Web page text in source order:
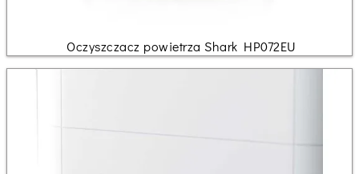
Oczyszczacz powietrza Shark HP072EU